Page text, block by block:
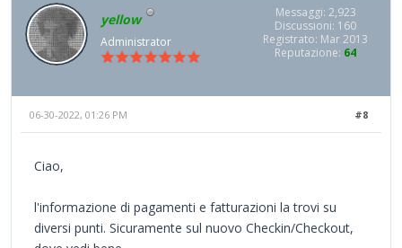
yellow
Administrator
Messaggi: 2,923
Discussioni: 160
Registrato: Mar 2013
Reputazione: 64
#8
06-30-2022, 01:26 PM
Ciao,
l'informazione di pagamenti e fatturazioni la trovi su
diversi punti. Sicuramente sul nuovo Checkin/Checkout,